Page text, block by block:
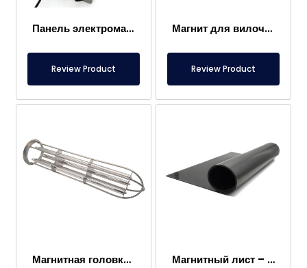
Панель электромагнита
Review Product
Магнит для вилочного погрузчика – Полностью из нержавеющей стали – Эффективное расстояние 10 см – Легкое высвобождение с ручкой
Review Product
Магнитная головка мешочного фильтра Магнитный лист – Для пола – Безопасный для пищевых продуктов